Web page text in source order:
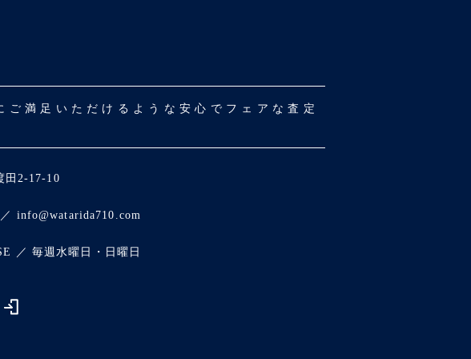
満足いただけるような安心でフェアな査定
田2-17-10
info@watarida710.com
／ 毎週水曜日・日曜日